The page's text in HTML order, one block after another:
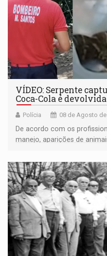
VÍDEO: Serpente
Coca-Cola é
Polícia 08 de Agosto
De acordo com os
manejo, aparições de